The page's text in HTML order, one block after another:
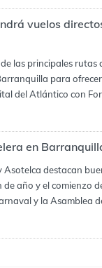
vuelos
las principales rutas
para
del Atlántico con
en
destacan
año y el comienzo
y la Asamblea